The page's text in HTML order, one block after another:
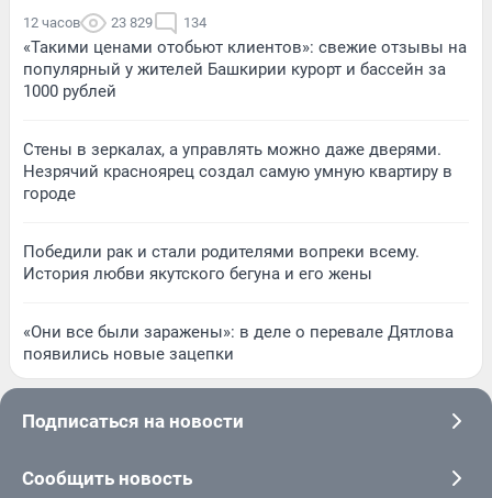
12 часов 23 829 134
«Такими ценами отобьют клиентов»: свежие отзывы на
популярный у жителей Башкирии курорт и бассейн за
1000 рублей
Стены в зеркалах, а управлять можно даже дверями.
Незрячий красноярец создал самую умную квартиру в
городе
Победили рак и стали родителями вопреки всему.
История любви якутского бегуна и его жены
«Они все были заражены»: в деле о перевале Дятлова
появились новые зацепки
Подписаться на новости
Сообщить новость